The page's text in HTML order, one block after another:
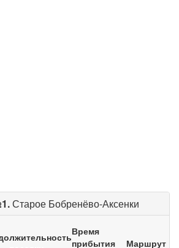
Старое Бобренёво-Аксенки
Время
прибытия
Маршрут